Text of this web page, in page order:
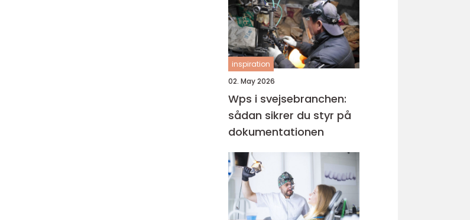
inspiration
02. May 2026
Wps i svejsebranchen:
sådan sikrer du styr på
dokumentationen